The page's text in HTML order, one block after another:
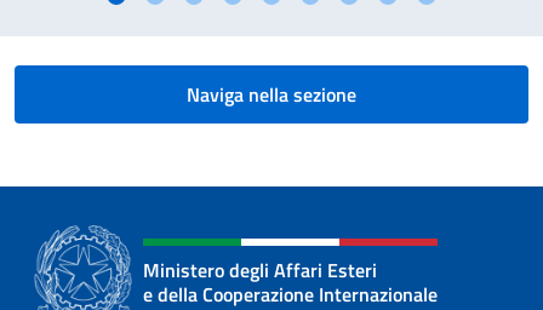
Naviga nella sezione
Ministero degli Affari Esteri
e della Cooperazione Internazionale